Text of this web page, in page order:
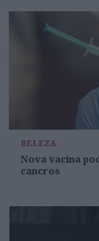
BELEZA
Nova vacina
cancros